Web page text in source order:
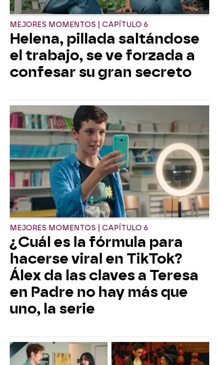
MEJORES MOMENTOS | CAPÍTULO 6
Helena, pillada saltándose
el trabajo, se ve forzada a
confesar su gran secreto
MEJORES MOMENTOS | CAPÍTULO 6
¿Cuál es la fórmula para
hacerse viral en TikTok?
Álex da las claves a Teresa
en Padre no hay más que
uno, la serie